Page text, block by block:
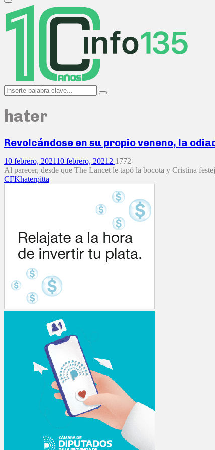
Primary
Menu
Search
for:
Search
hater
Revolcándose en su propio veneno, la
10 febrero, 202110 febrero, 2021 2 1772
Al parecer, desde que The Lancet le tapó la bocota y Cristina
CFKhaterpitta